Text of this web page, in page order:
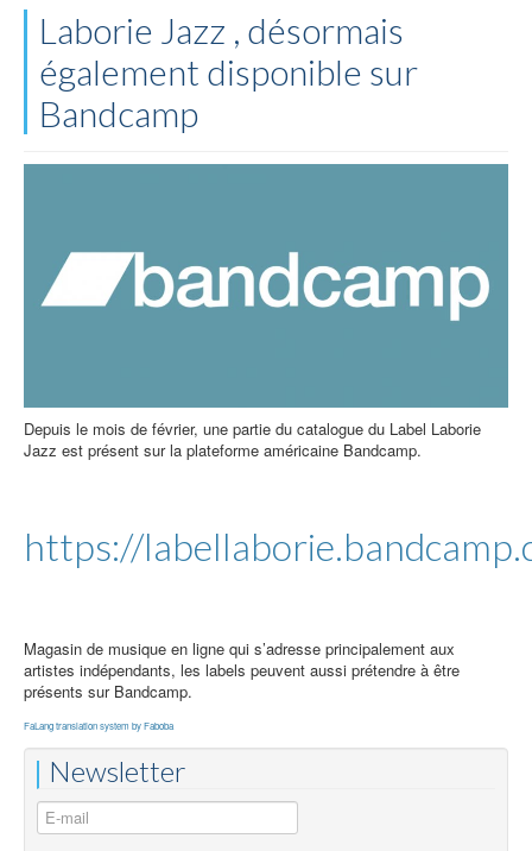
Laborie Jazz , désormais
également disponible sur
Bandcamp
Depuis le mois de février, une partie du catalogue du Label Laborie
Jazz est présent sur la plateforme américaine Bandcamp.
https://
Magasin de musique en ligne qui s’adresse principalement aux
artistes indépendants, les labels peuvent aussi prétendre à être
présents sur Bandcamp.
FaLang translation system by Faboba
Newsletter